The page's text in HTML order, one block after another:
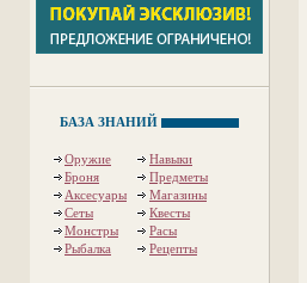
БАЗА ЗНАНИЙ
Оружие
Навыки
Броня
Предметы
Аксесуары
Магазины
Сеты
Квесты
Монстры
Расы
Рыбалка
Рецепты